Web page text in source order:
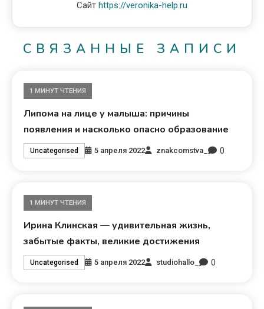
Сайт https://veronika-help.ru
СВЯЗАННЫЕ ЗАПИСИ
1 МИНУТ ЧТЕНИЯ
Липома на лице у малыша: причины
появления и насколько опасно образование
Uncategorised 5 апреля 2022 znakcomstva_ 0
1 МИНУТ ЧТЕНИЯ
Ирина Клинская — удивительная жизнь,
забытые факты, великие достижения
Uncategorised 5 апреля 2022 studiohallo_ 0